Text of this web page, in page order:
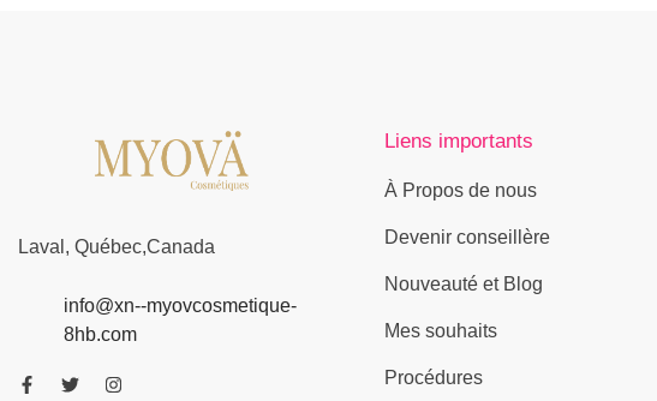
Laval, Québec,Canada
info@xn--myovcosmetique-
8hb.com
Liens importants
À Propos de nous
Devenir conseillère
Nouveauté et Blog
Mes souhaits
Procédures